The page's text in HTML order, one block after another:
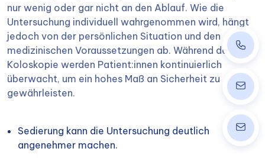
nur wenig oder gar nicht an den Ablauf. Wie die
Untersuchung individuell wahrgenommen wird, hängt
jedoch von der persönlichen Situation und den
medizinischen Voraussetzungen ab. Während der
Koloskopie werden Patient:innen kontinuierlich
überwacht, um ein hohes Maß an Sicherheit zu
gewährleisten.
Sedierung kann die Untersuchung deutlich
angenehmer machen.
+43